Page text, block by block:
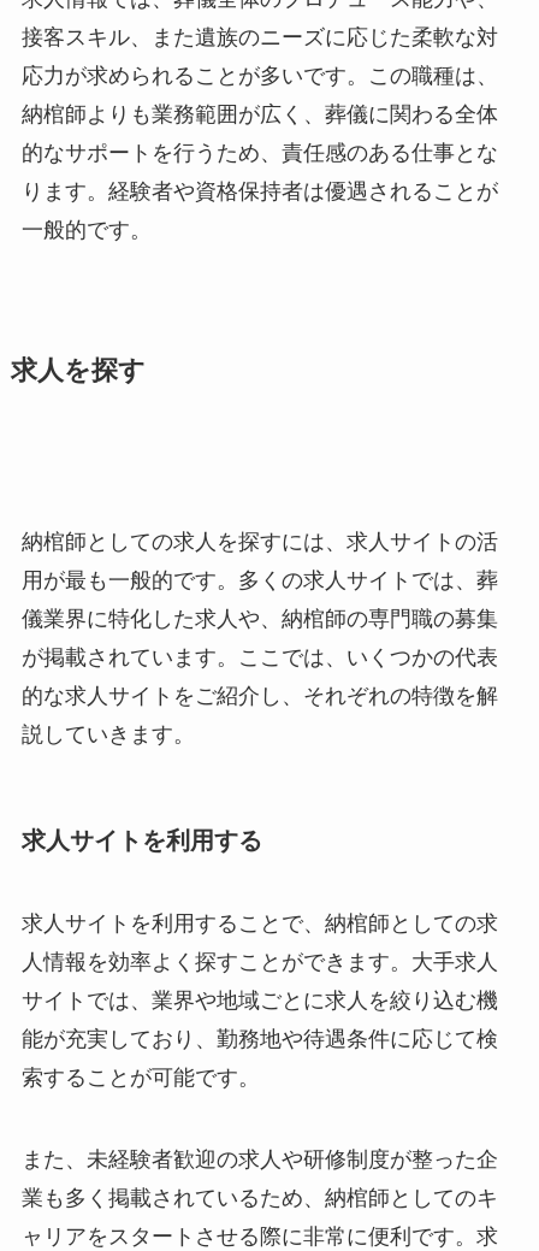
接客スキル、また遺族のニーズに応じた柔軟な対
応力が求められることが多いです。この職種は、
納棺師よりも業務範囲が広く、葬儀に関わる全体
的なサポートを行うため、責任感のある仕事とな
ります。経験者や資格保持者は優遇されることが
一般的です。
求人を探す
納棺師としての求人を探すには、求人サイトの活
用が最も一般的です。多くの求人サイトでは、葬
儀業界に特化した求人や、納棺師の専門職の募集
が掲載されています。ここでは、いくつかの代表
的な求人サイトをご紹介し、それぞれの特徴を解
説していきます。
求人サイトを利用する
求人サイトを利用することで、納棺師としての求
人情報を効率よく探すことができます。大手求人
サイトでは、業界や地域ごとに求人を絞り込む機
能が充実しており、勤務地や待遇条件に応じて検
索することが可能です。
また、未経験者歓迎の求人や研修制度が整った企
業も多く掲載されているため、納棺師としてのキ
ャリアをスタートさせる際に非常に便利です。求